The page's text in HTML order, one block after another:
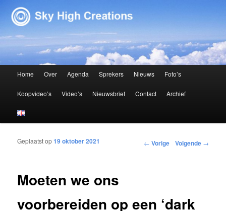
Sky High Creations
Spring naar de primaire inhoud
Spring naar de secundaire inhoud
Home Over Agenda Sprekers Nieuws Foto’s
Koopvideo’s Video’s Nieuwsbrief Contact Archief
Bericht navigatie ← Vorige Volgende →
Moeten we ons
voorbereiden op een ‘dark
Geplaatst op19 oktober 2021